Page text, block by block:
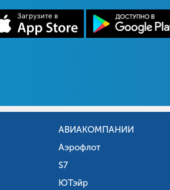
АВИАКОМПАНИИ
Аэрофлот
S7
ЮТэйр